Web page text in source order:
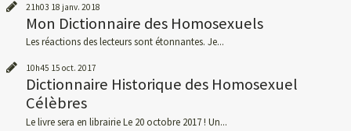
21h03 18 janv. 2018
Mon Dictionnaire des Homosexuels
Les réactions des lecteurs sont étonnantes. Je...
10h45 15 oct. 2017
Dictionnaire Historique des Homosexuel
Célèbres
Le livre sera en librairie Le 20 octobre 2017 ! Un...